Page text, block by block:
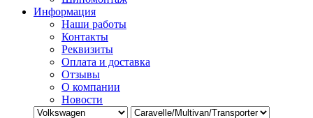
Информация
Наши работы
Контакты
Реквизиты
Оплата и доставка
Отзывы
О компании
Новости